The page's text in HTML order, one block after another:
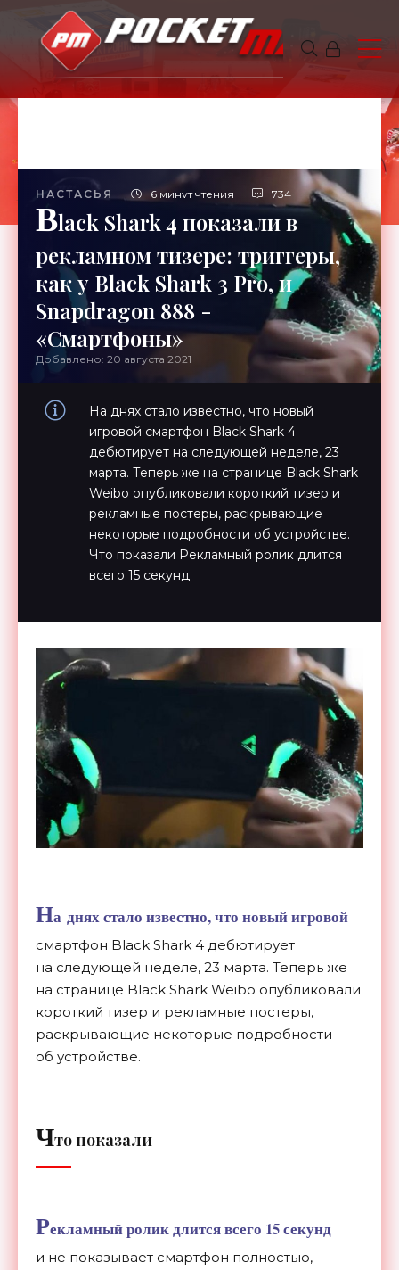
НАСТАСЬЯ 6 минут чтения 734
Black Shark 4 показали в
рекламном тизере: триггеры,
как у Black Shark 3 Pro, и
Snapdragon 888 -
«Смартфоны»
Добавлено: 20 августа 2021
На днях стало известно, что новый
игровой смартфон Black Shark 4
дебютирует на следующей неделе, 23
марта. Теперь же на странице Black Shark
Weibo опубликовали короткий тизер и
рекламные постеры, раскрывающие
некоторые подробности об устройстве.
Что показали Рекламный ролик длится
всего 15 секунд
На днях стало известно, что новый игровой
смартфон Black Shark 4 дебютирует
на следующей неделе, 23 марта. Теперь же
на странице Black Shark Weibo опубликовали
короткий тизер и рекламные постеры,
раскрывающие некоторые подробности
об устройстве.
Что показали
Рекламный ролик длится всего 15 секунд
и не показывает смартфон полностью,